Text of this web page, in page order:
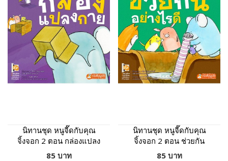
นิทานชุด หนูจี๊ดกับคุณ
จิ้งจอก 2 ตอน กล่องแปลง
กาย
85 บาท
นิทานชุด หนูจี๊ดกับคุณ
จิ้งจอก 2 ตอน ช่วยกัน
อย่างไรดี
85 บาท